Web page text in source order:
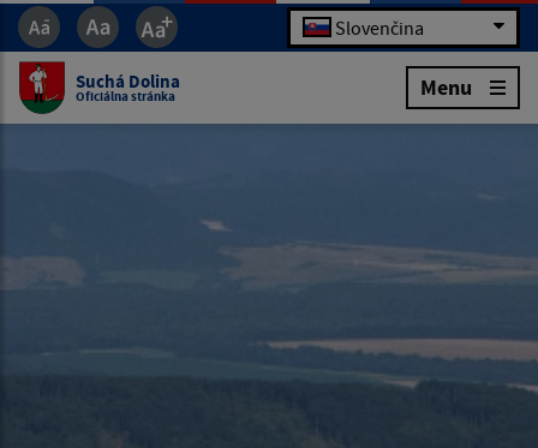
Slovenčina
Suchá Dolina
Oficiálna stránka Menu